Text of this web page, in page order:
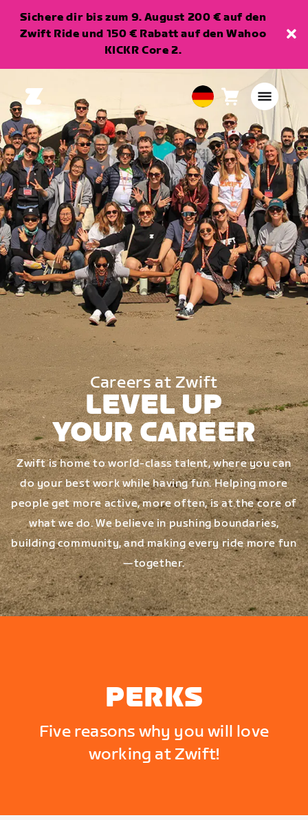
Sichere dir bis zum 9. August 200 € auf den
Zwift Ride und 150 € Rabatt auf den Wahoo
KICKR Core 2.
European
Union
Deutsch
Warenkorb
Artikel
Careers at Zwift
LEVEL UP
YOUR CAREER
Zwift is home to world-class talent, where you can
do your best work while having fun. Helping more
people get more active, more often, is at the core of
what we do. We believe in pushing boundaries,
building community, and making every ride more fun
—together.
PERKS
Five reasons why you will love
working at Zwift!